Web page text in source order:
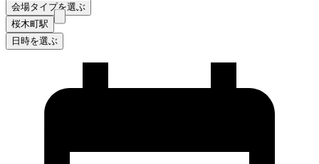
会場タイプを選ぶ
桜木町駅
日時を選ぶ